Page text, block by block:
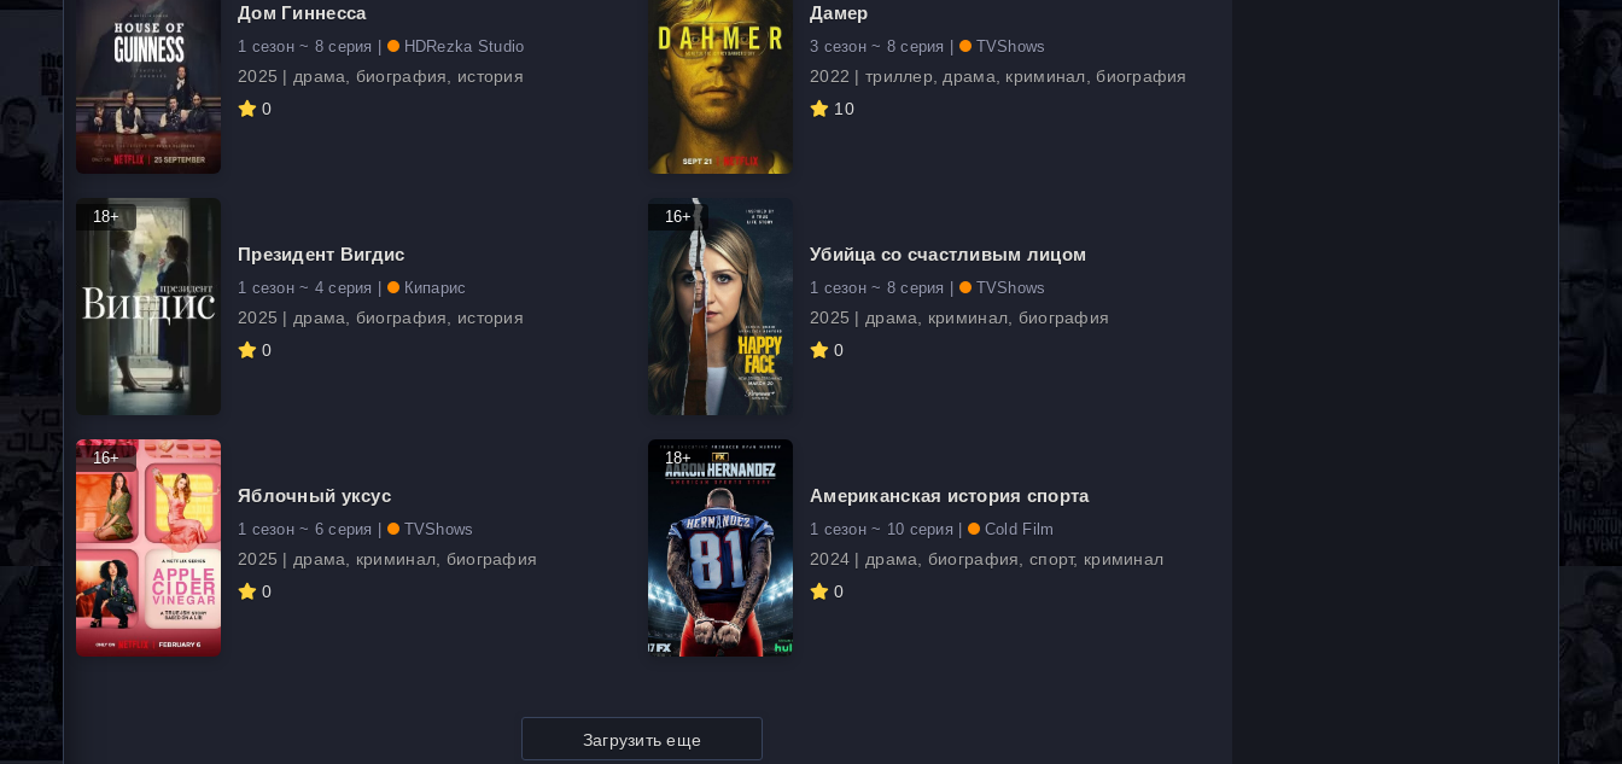
Дом Гиннесса
1 сезон ~ 8 серия | HDRezka Studio
2025 | драма, биография, история
0
Дамер
3 сезон ~ 8 серия | TVShows
2022 | триллер, драма, криминал, биография
10
18+
Президент Вигдис
1 сезон ~ 4 серия | Кипарис
2025 | драма, биография, история
0
16+
Убийца со счастливым лицом
1 сезон ~ 8 серия | TVShows
2025 | драма, криминал, биография
0
16+
Яблочный уксус
1 сезон ~ 6 серия | TVShows
2025 | драма, криминал, биография
0
18+
Американская история спорта
1 сезон ~ 10 серия | Cold Film
2024 | драма, биография, спорт, криминал
0
Загрузить еще